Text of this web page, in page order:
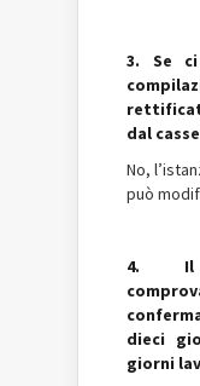
3. Se
dal
No,
può
4. Il
dieci
giorni